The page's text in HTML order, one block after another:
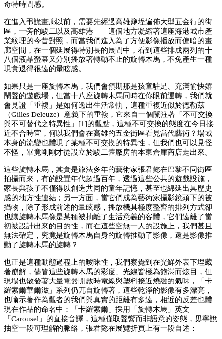
奇特時間感。
在進入弔詭畫廊以前，需要先經過高雄鹽埕遍佈大型五金行的街
區，一旁的駁二以及高雄港——這個地方凝縮著這座海港城市產
業紋理的今昔對照，而當我們進入為了方便影像播放而偏暗的畫
廊空間，在一個延展得特別長的展間中，看到這些排成兩列的十
八個液晶螢幕又分別播放著轉動不止的旋轉木馬，不免產生一種
現實退得很遠的暈眩感。
如果只是一座旋轉木馬，我們會預期那是孩童駐足、充滿愉快嬉
鬧聲的遊戲場，但當十八座旋轉木馬同時在你眼前運轉，我們就
會見證「重複」是如何逸出生活常軌，這種重複近似於德勒茲
（Gilles Deleuze）意義下的重複，它來自一個關注著「不可交換
與不可替代之特異性」[1]的觀點，這種不可交換的態度在今日接
近不合時宜，何以我們會在高雄的五金街區看見當代藝術？場域
本身的流變也體現了某種不可交換的特異性，但我們也可以見怪
不怪，畢竟剛剛才從設立於駁二舊廠房的本東倉庫商店走出來。
這些旋轉木馬，其實是旅法多年的藝術家張君懿在巴黎不同街區
拍攝而來，有的設置年代超過百年，透過這些公共的遊戲設施，
家長與孩子不僅得以創造共同的童年記憶，甚至也綿延出具歷史
感的地方性連結；另一方面，當它們成為藝術家攝影鏡頭下的被
攝物，除了形成前述的暈眩感，播放機具極度整齊的排列方式卻
也讓旋轉木馬像是某種被抽離了生活意義的客體，它們遠離了當
初被設計出來的目的性，而在這些空無一人的設施上，我們甚且
無法確定，究竟是旋轉木馬自身的旋轉推動了影像，還是影像推
動了旋轉木馬的旋轉？
也正是這種動態過程上的曖昧性，我們察覺到在光鮮外表下埋藏
著崩解，儘管這些旋轉木馬的彩度、光線皆極為飽滿而炫目，但
現場也散發著大量電器開啟時電線與塑料接近燒融的氣味，「卡
羅索爾華爾滋」系列仍兀自旋轉著，這些乾淨的影像有多漂亮，
也喻示著作為觀者的我們與真實的距離有多遠，相近的反差也體
現在作品的命名中：「卡羅索爾」採用「旋轉木馬」英文
「Carousel」的直接音譯，這種僅取聲響而非語意的姿態，毋寧說
抽空一段可理解的脈絡，張君懿在展覽折頁上有一段自述：